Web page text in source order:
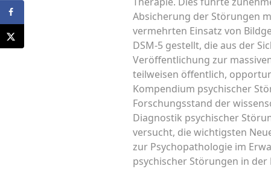
Absicherung der Störungen
vermehrten Einsatz von
DSM-5 gestellt, die aus der
Veröffentlichung zur
teilweisen öffentlich,
Kompendium psychischer
Forschungsstand der
Diagnostik psychischer
versucht, die wichtigsten
zur Psychopathologie im
psychischer Störungen in